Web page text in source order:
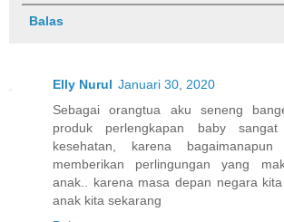
Balas
Elly Nurul Januari 30, 2020
Sebagai orangtua aku seneng
produk perlengkapan baby
kesehatan, karena
memberikan perlingungan yang
anak.. karena masa depan negara
anak kita sekarang